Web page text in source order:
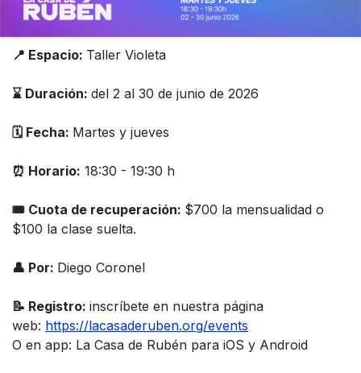
📍 Espacio: Taller Violeta
⌛️ Duración: del 2 al 30 de junio de 2026
🗓️ Fecha: Martes y jueves
⏰ Horario: 18:30 - 19:30 h
🎟 Cuota de recuperación: $700 la mensualidad o
$100 la clase suelta.
👤 Por: Diego Coronel
📝 Registro: inscríbete en nuestra página
web: https://lacasaderuben.org/events
O en app: La Casa de Rubén para iOS y Android